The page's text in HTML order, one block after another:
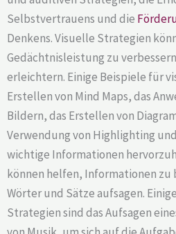
Selbstvertrauens und die
Denkens. Visuelle Strategien
Gedächtnisleistung zu
erleichtern. Einige Beispiele für
Erstellen von Mind Maps, das
Bildern, das Erstellen von
Verwendung von Highlighting
wichtige Informationen
können helfen, Informationen zu
Wörter und Sätze aufsagen.
Strategien sind das Aufsagen